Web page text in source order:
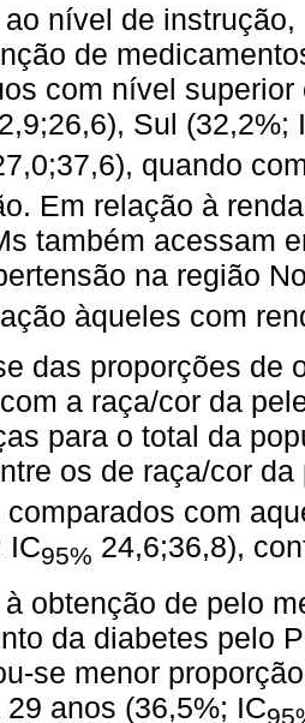
ao nível de
de
com nível
Sul (32,2%;
quando
Em relação à
também acessam
na região
àqueles com
das proporções de
a raça/cor da
para o total da
os de raça/cor
comparados com
IC95% 24,6;36,8),
obtenção de pelo
da diabetes pelo
se menor
29 anos (36,5%; IC